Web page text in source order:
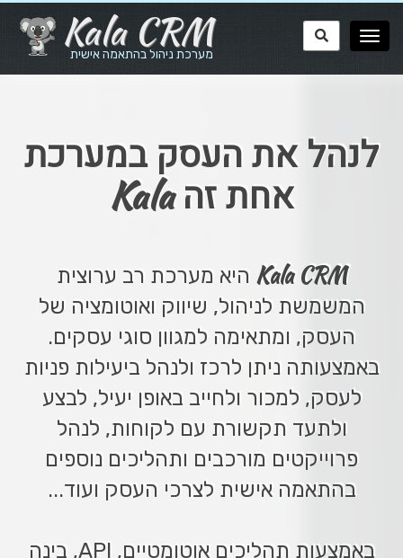
Kala CRM
מערכת ניהול בהתאמה אישית
לנהל את העסק במערכת
אחת זהKala
Kala CRM היא מערכת רב ערוצית
המשמשת לניהול, שיווק ואוטומציה של
העסק, ומתאימה למגוון סוגי עסקים.
באמצעותה ניתן לרכז ולנהל ביעילות פניות
לעסק, למכור ולחייב באופן יעיל, לבצע
ולתעד תקשורת עם לקוחות, לנהל
פרוייקטים מורכבים ותהליכים נוספים
בהתאמה אישית לצרכי העסק ועוד...
באמצעות תהליכים אוטומטיים, API, בינה